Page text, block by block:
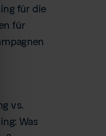
für die
für
vs.
Was